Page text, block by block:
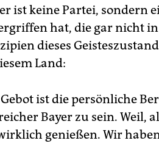
ist keine Partei, sondern
hat, die gar nicht
dieses
Land:
Gebot ist die persönliche
Bayer zu sein. Weil,
genießen. Wir